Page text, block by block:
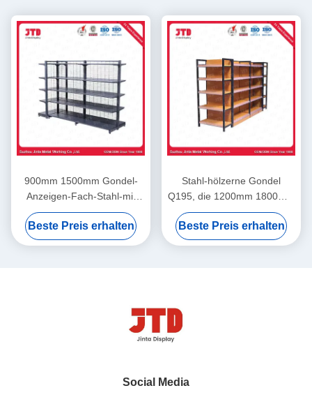
900mm 1500mm Gondel-
Anzeigen-Fach-Stahl-mit
Seiten versehenes Regal
Q195 2
Beste Preis erhalten
Stahl-hölzerne Gondel
Q195, die 1200mm 1800mm
5 Reihen-Speicher-Regal
beiseite legt
Beste Preis erhalten
Social Media